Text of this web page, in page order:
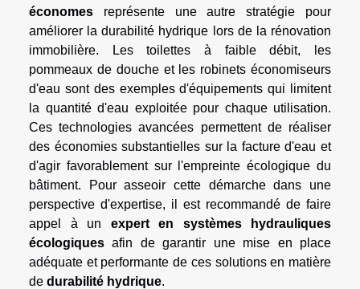
économes représente une autre stratégie pour
améliorer la durabilité hydrique lors de la rénovation
immobilière. Les toilettes à faible débit, les
pommeaux de douche et les robinets économiseurs
d'eau sont des exemples d'équipements qui limitent
la quantité d'eau exploitée pour chaque utilisation.
Ces technologies avancées permettent de réaliser
des économies substantielles sur la facture d'eau et
d'agir favorablement sur l'empreinte écologique du
bâtiment. Pour asseoir cette démarche dans une
perspective d'expertise, il est recommandé de faire
appel à un expert en systèmes hydrauliques
écologiques afin de garantir une mise en place
adéquate et performante de ces solutions en matière
de durabilité hydrique.